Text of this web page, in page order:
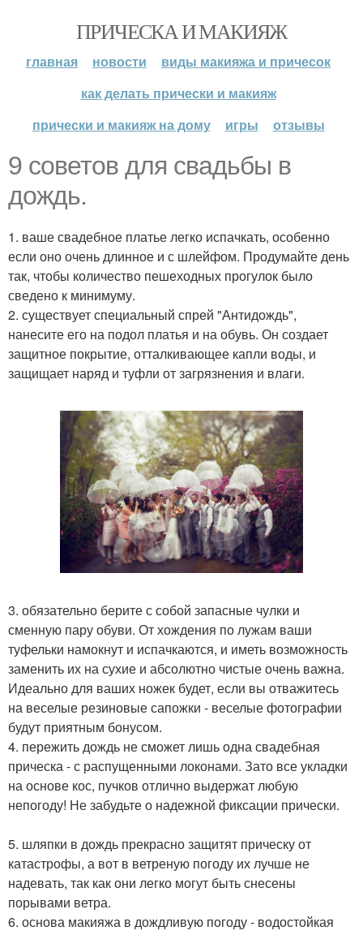
ПРИЧЕСКА И МАКИЯЖ
главная новости
виды макияжа и причесок
как делать прически и макияж
прически и макияж на дому
игры отзывы
9 советов для свадьбы в
дождь.
1. ваше свадебное платье легко испачкать, особенно
если оно очень длинное и с шлейфом. Продумайте день
так, чтобы количество пешеходных прогулок было
сведено к минимуму.
2. существует специальный спрей "Антидождь",
нанесите его на подол платья и на обувь. Он создает
защитное покрытие, отталкивающее капли воды, и
защищает наряд и туфли от загрязнения и влаги.
3. обязательно берите с собой запасные чулки и
сменную пару обуви. От хождения по лужам ваши
туфельки намокнут и испачкаются, и иметь возможность
заменить их на сухие и абсолютно чистые очень важна.
Идеально для ваших ножек будет, если вы отважитесь
на веселые резиновые сапожки - веселые фотографии
будут приятным бонусом.
4. пережить дождь не сможет лишь одна свадебная
прическа - с распущенными локонами. Зато все укладки
на основе кос, пучков отлично выдержат любую
непогоду! Не забудьте о надежной фиксации прически.
5. шляпки в дождь прекрасно защитят прическу от
катастрофы, а вот в ветреную погоду их лучше не
надевать, так как они легко могут быть снесены
порывами ветра.
6. основа макияжа в дождливую погоду - водостойкая